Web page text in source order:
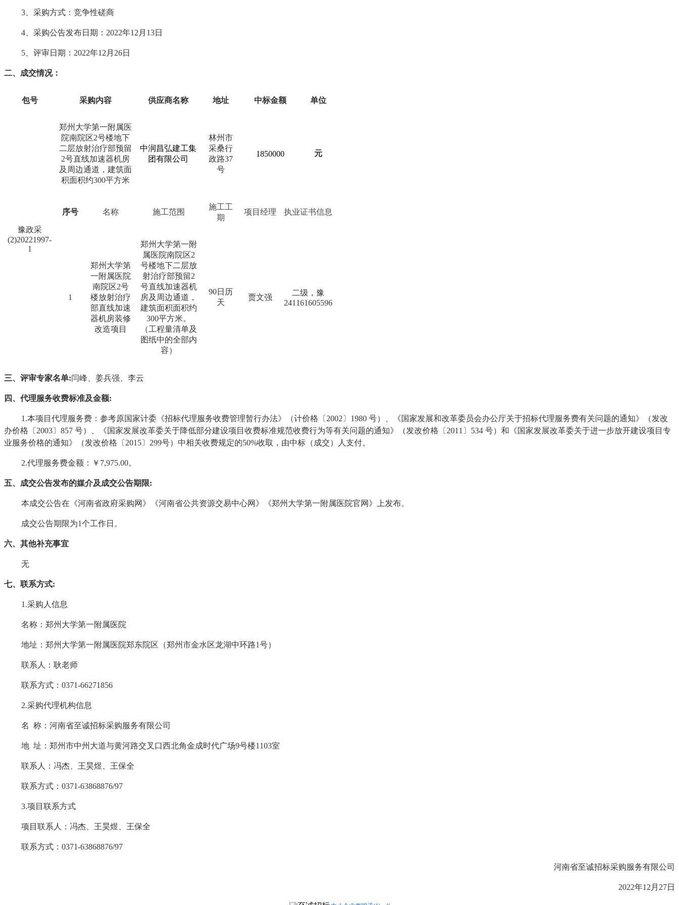
3、采购方式：竞争性磋商
4、采购公告发布日期：2022年12月 13日
5、评审日期：2022年12月 26日
二、 成交情况：
包号 采购内容 供应商名称 地址 中标金额 单位
豫政采
(2)20221997-
1
郑州大学第一附属医
院南院区2号楼地下
二层放射治疗部预留
2号直线加速器机房
及周边通道，建筑面
积面积约300平方米
中润昌弘建工集
团有限公司
林州市
采桑行
政路37
号
1850000 元
序号 名称 施工范围
施工工
期
项目经理 执业证书信息
1
郑州大学第
一附属医院
南院区2号
楼放射治疗
部直线加速
器机房装修
改造项目
郑州大学第一附
属医院南院区2
号楼地下二层放
射治疗部预留2
号直线加速器机
房及周边通道，
建筑面积面积约
300平方米。
（工程量清单及
图纸中的全部内
容）
90日历
天
贾文强
二级，豫
241161605596
三、 评审专家名单:闫峰、姜兵强、李云
四、代理服务收费标准及金额:
1.本项目代理服务费：参考原国家计委《招标代理服务收费管理暂行办法》（计价格〔 2002〕1980 号）、《国家发展和改革委员会办公厅关于招标代理服务费有关问题的通知》（发改
办价格〔2003〕857 号）、《国家发展改革委关于降低部分建设项目收费标准规范收费行为等有关问题的通知》（发改价格〔2011〕534 号）和《国家发展改革委关于进一步放开建设项目专
业服务价格的通知》（发改价格〔2015〕299号）中相关收费规定的50%收取，由中标（成交）人支付。
2.代理服务费金额： ￥ 7,975.00。
五、 成交公告发布的媒介及成交公告期限:
本成交公告在《河南省政府采购网》《河南省公共资源交易中心网》《郑州大学第一附属医院官网》上发布。
成交公告期限为1个工作日。
六、其他补充事宜
无
七、联系方式:
1.采购人信息
名称 ：郑州大学第一附属医院
地址 ： 郑州大学第一附属医院郑东院区（郑州市金水区龙湖中环路1号）
联系人： 耿老师
联系方式 ： 0371-66271856
2.采购代理机构信息
名 称：河南省至诚招标采购服务有限公司
地 址：郑州市中州大道与黄河路交叉口西北角金成时代广场9号楼1103室
联系人：冯杰、王昊煜、王保全
联系方式： 0371-63868876/97
3.项目联系方式
项目联系人： 冯杰、王昊煜、王保全
联系方式： 0371-63868876/97
河南省至诚招标采购服务有限公司
2022年12月 27日